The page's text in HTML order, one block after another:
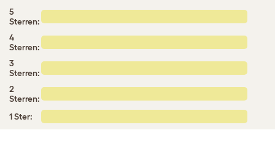
5
Sterren:
4
Sterren:
3
Sterren:
2
Sterren:
1 Ster: